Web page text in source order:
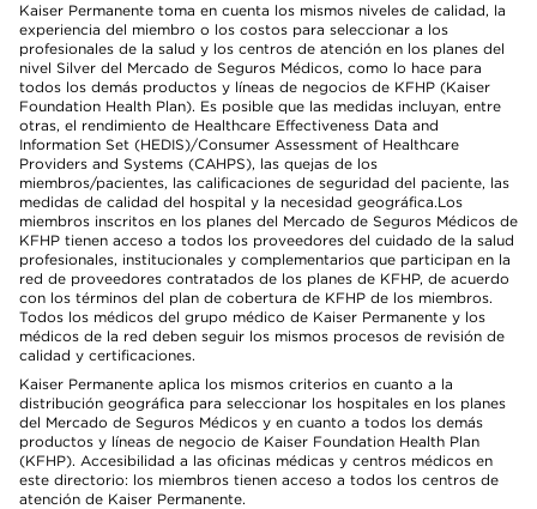
Kaiser Permanente toma en cuenta los mismos niveles de calidad, la
experiencia del miembro o los costos para seleccionar a los
profesionales de la salud y los centros de atención en los planes del
nivel Silver del Mercado de Seguros Médicos, como lo hace para
todos los demás productos y líneas de negocios de KFHP (Kaiser
Foundation Health Plan). Es posible que las medidas incluyan, entre
otras, el rendimiento de Healthcare Effectiveness Data and
Information Set (HEDIS)/Consumer Assessment of Healthcare
Providers and Systems (CAHPS), las quejas de los
miembros/pacientes, las calificaciones de seguridad del paciente, las
medidas de calidad del hospital y la necesidad geográfica.Los
miembros inscritos en los planes del Mercado de Seguros Médicos de
KFHP tienen acceso a todos los proveedores del cuidado de la salud
profesionales, institucionales y complementarios que participan en la
red de proveedores contratados de los planes de KFHP, de acuerdo
con los términos del plan de cobertura de KFHP de los miembros.
Todos los médicos del grupo médico de Kaiser Permanente y los
médicos de la red deben seguir los mismos procesos de revisión de
calidad y certificaciones.
Kaiser Permanente aplica los mismos criterios en cuanto a la
distribución geográfica para seleccionar los hospitales en los planes
del Mercado de Seguros Médicos y en cuanto a todos los demás
productos y líneas de negocio de Kaiser Foundation Health Plan
(KFHP). Accesibilidad a las oficinas médicas y centros médicos en
este directorio: los miembros tienen acceso a todos los centros de
atención de Kaiser Permanente.